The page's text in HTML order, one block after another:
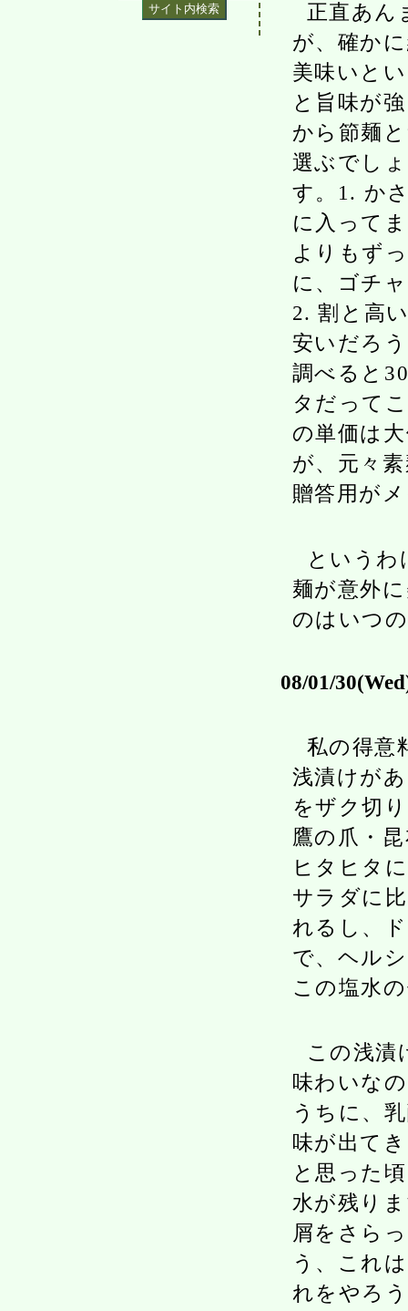
正直あ
が、確か
美味いと
と旨味が
から節麺
選ぶでし
す。1. か
に入って
よりもず
に、ゴチ
2. 割と高
安いだろ
調べると
タだって
の単価は
が、元々
贈答用が
というわ
麺が意外
のはいつ
08/01/
私の得意
浅漬けが
をザク切
鷹の爪・
ヒタヒタ
サラダに
れるし、
で、ヘル
この塩水
この浅漬
味わいな
うちに、
味が出て
と思った
水が残り
屑をさら
う、これ
れをやろ